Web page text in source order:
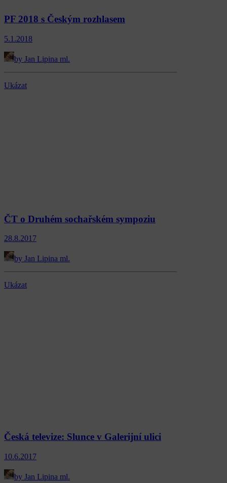
PF 2018 s Českým rozhlasem
5.1.2018
by Jan Lipina ml.
Ukázat
ČT o Druhém sochařském sympoziu
28.8.2017
by Jan Lipina ml.
Ukázat
Česká televize: Slunce v Galerijní ulici
10.6.2017
by Jan Lipina ml.